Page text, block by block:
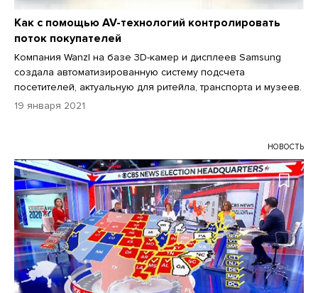
Как с помощью AV-технологий контролировать
поток покупателей
Компания Wanzl на базе 3D-камер и дисплеев Samsung
создала автоматизированную систему подсчета
посетителей, актуальную для ритейла, транспорта и музеев.
19 января 2021
НОВОСТЬ